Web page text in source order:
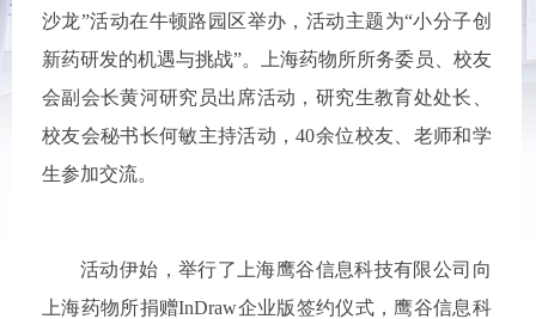
沙龙”活动在牛顿路园区举办，活动主题为“小分子创
新药研发的机遇与挑战”。上海药物所所务委员、校友
会副会长黄河研究员出席活动，研究生教育处处长、
校友会秘书长何敏主持活动，40余位校友、老师和学
生参加交流。
活动伊始，举行了上海鹰谷信息科技有限公司向
上海药物所捐赠InDraw企业版签约仪式，鹰谷信息科